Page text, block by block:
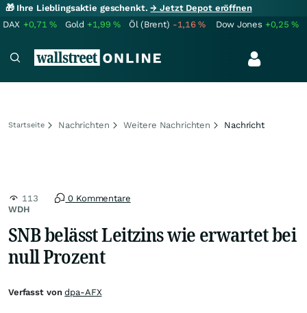
🎁 Ihre Lieblingsaktie geschenkt.→ Jetzt Depot eröffnen
DAX +0,71% Gold +1,99% Öl (Brent) -1,16% Dow Jones +0,25%
Startseite Nachrichten Weitere Nachrichten Nachricht
WDH
113 0 Kommentare
SNB belässt Leitzins wie erwartet bei
null Prozent
Verfasst vondpa-AFX